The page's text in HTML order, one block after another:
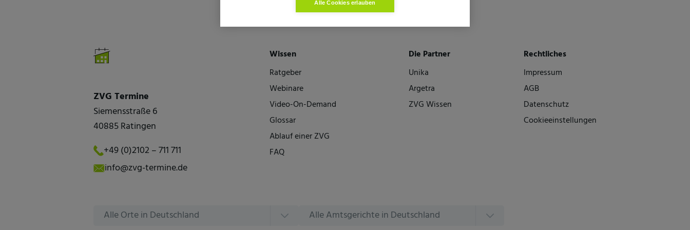
ZVG Termine
Siemensstraße 6
40885 Ratingen
+49 (0)2102 – 711 711
info@zvg-termine.de
Wissen
Ratgeber
Webinare
Video-On-Demand
Glossar
Ablauf einer ZVG
FAQ
Die Partner
Unika
Argetra
ZVG Wissen
Rechtliches
Impressum
AGB
Datenschutz
Cookieeinstellungen
Alle Orte in Deutschland Alle Amtsgerichte in Deutschland
Alle Cookies erlauben